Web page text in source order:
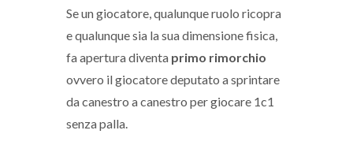
Se un giocatore, qualunque ruolo ricopra
e qualunque sia la sua dimensione fisica,
fa apertura diventa primo rimorchio
ovvero il giocatore deputato a sprintare
da canestro a canestro per giocare 1c1
senza palla.